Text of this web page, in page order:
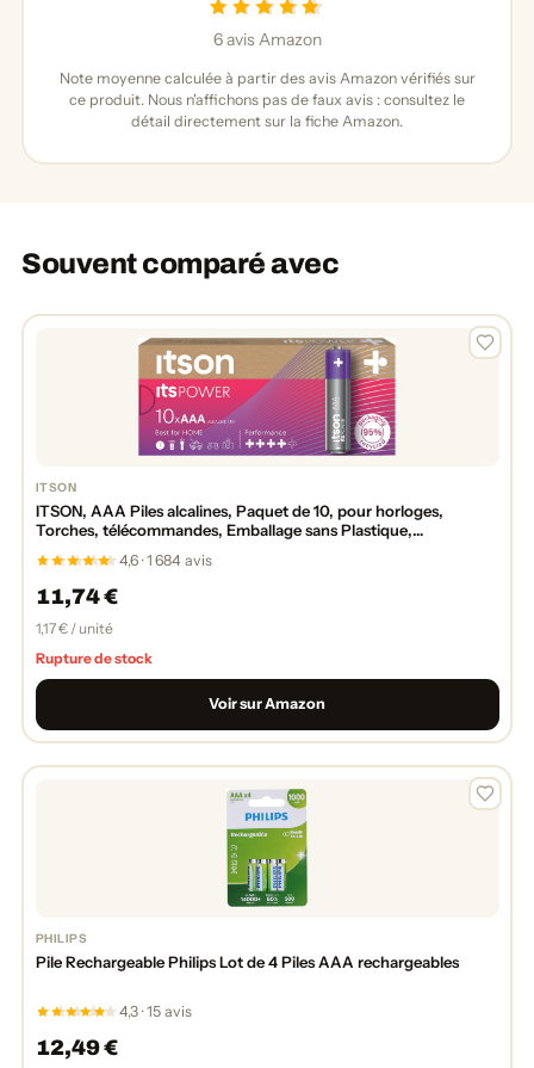
6 avis Amazon
Note moyenne calculée à partir des avis Amazon vérifiés sur
ce produit. Nous n'affichons pas de faux avis : consultez le
détail directement sur la fiche Amazon.
Souvent comparé avec
ITSON
ITSON, AAA Piles alcalines, Paquet de 10, pour horloges,
Torches, télécommandes, Emballage sans Plastique,
4,6 · 1 684 avis
11,74 €
1,17 € / unité
Rupture de stock
Voir sur Amazon
PHILIPS
Pile Rechargeable Philips Lot de 4 Piles AAA rechargeables
4,3 · 15 avis
12,49 €